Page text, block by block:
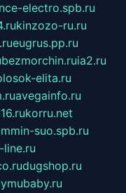
electro.spb.ru
kinzozo-ru.ru
eugrus.pp.ru
bezmorchin.ruia2.ru
elita.ru
avegainfo.ru
korru.net
suo.spb.ru
line.ru
dugshop.ru